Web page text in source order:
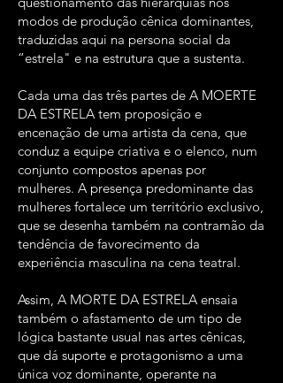
modos de produção cênica dominantes,
traduzidas aqui na persona social da
“estrela" e na estrutura que a sustenta.
Cada uma das três partes de A MOERTE
DA ESTRELA tem proposição e
encenação de uma artista da cena, que
conduz a equipe criativa e o elenco, num
conjunto compostos apenas por
mulheres. A presença predominante das
mulheres fortalece um território exclusivo,
que se desenha também na contramão da
tendência de favorecimento da
experiência masculina na cena teatral.
Assim, A MORTE DA ESTRELA ensaia
também o afastamento de um tipo de
lógica bastante usual nas artes cênicas,
que dá suporte e protagonismo a uma
única voz dominante, operante na